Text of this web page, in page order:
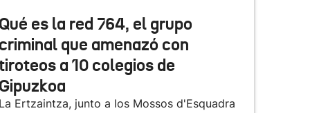
es la red 764, el grupo
que amenazó con
a 10 colegios de
Ertzaintza, junto a los Mossos d'Esquadra